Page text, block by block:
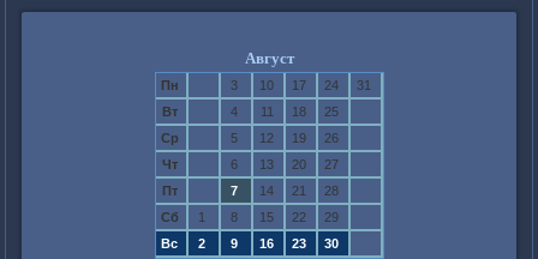
Август
Пн 3 10 17 24
31
Вт
4 11 18
25
Ср
5 12 19
26
Чт
6 13 20
27
Пт
7 14 21
28
Сб
1 8 15 22
29
Вс
2 9 16 23 30